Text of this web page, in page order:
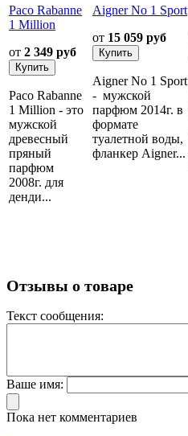
Paco Rabanne
1 Million
от 2 349 руб
Paco Rabanne
1 Million - это
мужской
древесный
пряный
парфюм
2008г. для
денди...
Aigner No 1 Sport
от 15 059 руб
Aigner No 1 Sport
- мужской
парфюм 2014г. в
формате
туалетной воды,
фланкер Aigner...
Отзывы о товаре
Текст сообщения:
Ваше имя:
Пока нет комментариев